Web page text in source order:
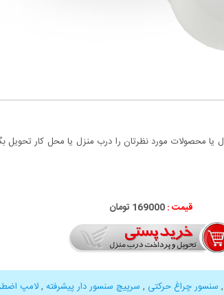
محصولات مورد نظرتان را درب منزل یا محل کار تحویل
قیمت : 169000 تومان
, سنسور چراغ حرکتی , سرپیچ سنسور دار پیشرفته ,لامپ